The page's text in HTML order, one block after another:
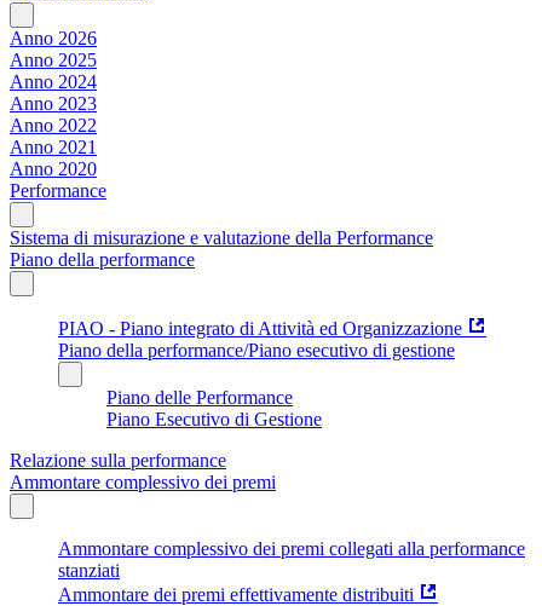
Anno 2026
Anno 2025
Anno 2024
Anno 2023
Anno 2022
Anno 2021
Anno 2020
Performance
Sistema di misurazione e valutazione della Performance
Piano della performance
PIAO - Piano integrato di Attività ed Organizzazione
Piano della performance/Piano esecutivo di gestione
Piano delle Performance
Piano Esecutivo di Gestione
Relazione sulla performance
Ammontare complessivo dei premi
Ammontare complessivo dei premi collegati alla performance
stanziati
Ammontare dei premi effettivamente distribuiti